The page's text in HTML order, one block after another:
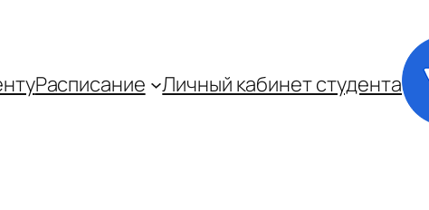
Распиcание Личный кабинет студента